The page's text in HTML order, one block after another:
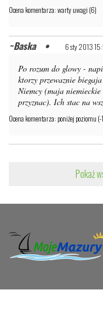
Ocena komentarza: warty uwagi (6)
Baska 6 sty 2013
Po rozum do glowy -
ktorzy przewaznie
Niemcy (maja
przyznac). Ich stac na
Ocena komentarza: poniżej poziomu (-
Pokaż